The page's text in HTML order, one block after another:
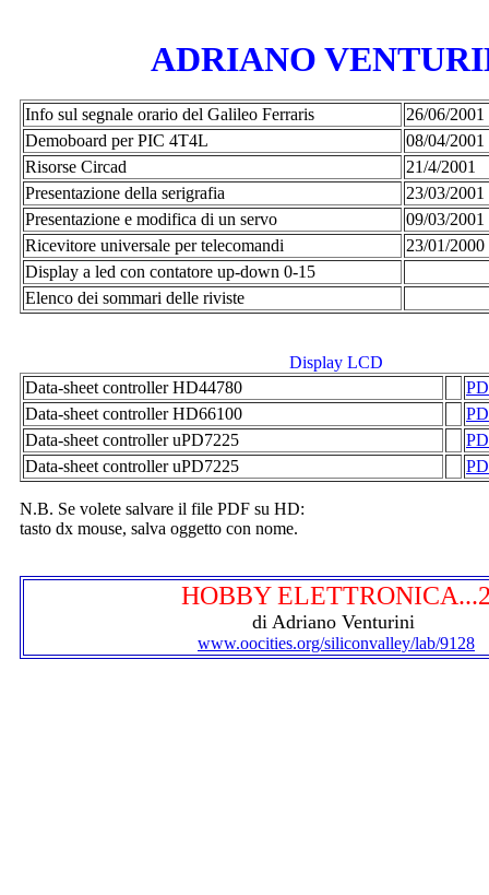
ADRIANO
Info sul segnale orario del Galileo Ferraris
26/06/2001
Demoboard per PIC 4T4L
08/04/2001
Risorse Circad
21/4/2001
Presentazione della serigrafia
23/03/2001
Presentazione e modifica di un servo
09/03/2001
Ricevitore universale per telecomandi
23/01/2000
Display a led con contatore up-down 0-15
Elenco dei sommari delle riviste
Display LCD
Data-sheet controller HD44780
Data-sheet controller HD66100
Data-sheet controller uPD7225
Data-sheet controller uPD7225
N.B. Se volete salvare il file PDF su HD:
tasto dx mouse, salva oggetto con nome.
HOBBY
di Adriano Venturini
www.oocities.org/siliconvalley/lab/9128